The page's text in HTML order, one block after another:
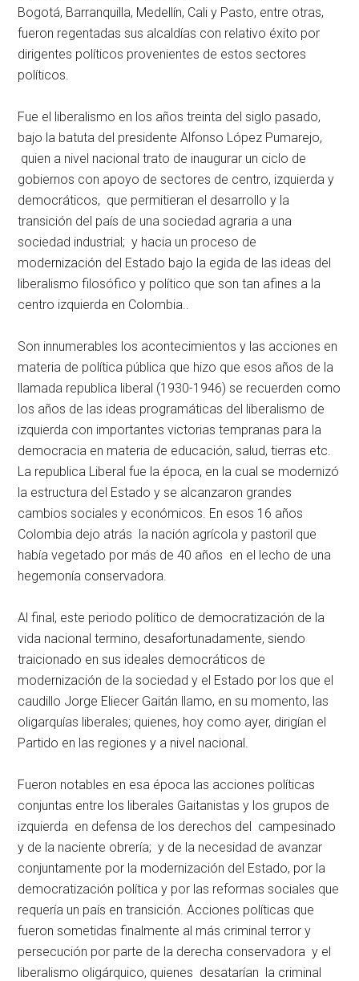
Bogotá, Barranquilla, Medellín, Cali y Pasto, entre otras,
fueron regentadas sus alcaldías con relativo éxito por
dirigentes políticos provenientes de estos sectores
políticos.
Fue el liberalismo en los años treinta del siglo pasado,
bajo la batuta del presidente Alfonso López Pumarejo,
quien a nivel nacional trato de inaugurar un ciclo de
gobiernos con apoyo de sectores de centro, izquierda y
democráticos, que permitieran el desarrollo y la
transición del país de una sociedad agraria a una
sociedad industrial; y hacia un proceso de
modernización del Estado bajo la egida de las ideas del
liberalismo filosófico y político que son tan afines a la
centro izquierda en Colombia..
Son innumerables los acontecimientos y las acciones en
materia de política pública que hizo que esos años de la
llamada republica liberal (1930-1946) se recuerden como
los años de las ideas programáticas del liberalismo de
izquierda con importantes victorias tempranas para la
democracia en materia de educación, salud, tierras etc.
La republica Liberal fue la época, en la cual se modernizó
la estructura del Estado y se alcanzaron grandes
cambios sociales y económicos. En esos 16 años
Colombia dejo atrás la nación agrícola y pastoril que
había vegetado por más de 40 años en el lecho de una
hegemonía conservadora.
Al final, este periodo político de democratización de la
vida nacional termino, desafortunadamente, siendo
traicionado en sus ideales democráticos de
modernización de la sociedad y el Estado por los que el
caudillo Jorge Eliecer Gaitán llamo, en su momento, las
oligarquías liberales; quienes, hoy como ayer, dirigían el
Partido en las regiones y a nivel nacional.
Fueron notables en esa época las acciones políticas
conjuntas entre los liberales Gaitanistas y los grupos de
izquierda en defensa de los derechos del campesinado
y de la naciente obrería; y de la necesidad de avanzar
conjuntamente por la modernización del Estado, por la
democratización política y por las reformas sociales que
requería un país en transición. Acciones políticas que
fueron sometidas finalmente al más criminal terror y
persecución por parte de la derecha conservadora y el
liberalismo oligárquico, quienes desatarían la criminal